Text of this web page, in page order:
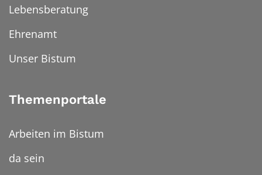
Lebensberatung
Ehrenamt
Unser Bistum
Themenportale
Arbeiten im Bistum
da sein